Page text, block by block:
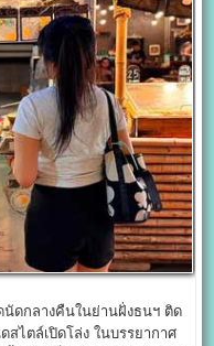
ดกลางคืนในย่านฝั่งธนฯ ติด
ไตล์เปิดโล่ง ในบรรยากาศ